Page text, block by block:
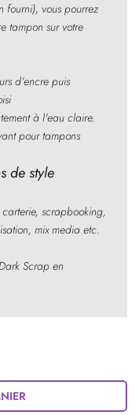
fourni), vous pourrez
tampon sur votre
d’encre puis
à l'eau claire.
pour tampons
de style
scrapbooking,
mix media etc.
Scrap en